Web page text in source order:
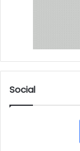
Social